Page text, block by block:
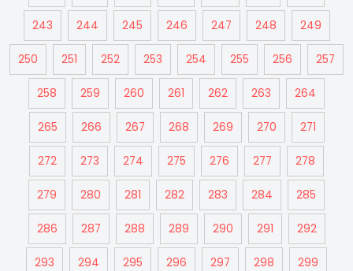
243 244 245 246 247 248 249
250 251 252 253 254 255 256 257
258 259 260 261 262 263 264
265 266 267 268 269 270 271
272 273 274 275 276 277 278
279 280 281 282 283 284 285
286 287 288 289 290 291 292
293 294 295 296 297 298 299